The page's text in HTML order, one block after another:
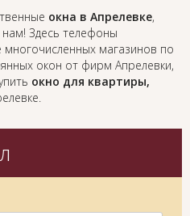
окна в Апрелевке,
Здесь телефоны
многочисленных магазинов по
окон от фирм Апрелевки,
окно для квартиры,